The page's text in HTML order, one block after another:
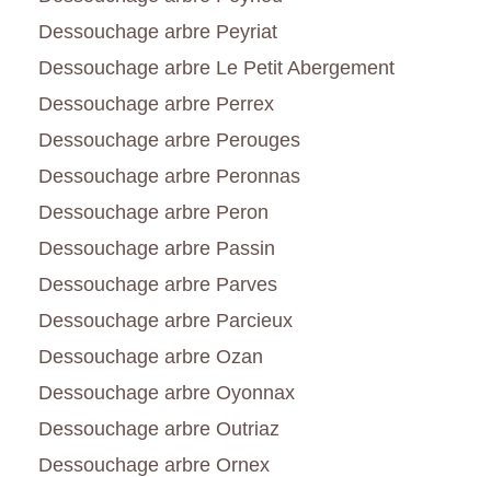
Dessouchage arbre Peyriat
Dessouchage arbre Le Petit Abergement
Dessouchage arbre Perrex
Dessouchage arbre Perouges
Dessouchage arbre Peronnas
Dessouchage arbre Peron
Dessouchage arbre Passin
Dessouchage arbre Parves
Dessouchage arbre Parcieux
Dessouchage arbre Ozan
Dessouchage arbre Oyonnax
Dessouchage arbre Outriaz
Dessouchage arbre Ornex